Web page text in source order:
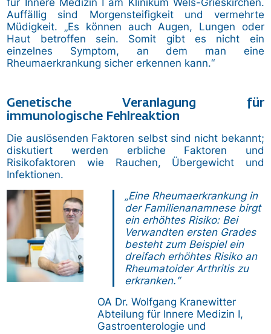
Auffällig sind Morgensteifigkeit und vermehrte
Müdigkeit. „Es können auch Augen, Lungen oder
Haut betroffen sein. Somit gibt es nicht ein
einzelnes Symptom, an dem man eine
Rheumaerkrankung sicher erkennen kann.“
Genetische Veranlagung für
immunologische Fehlreaktion
Die auslösenden Faktoren selbst sind nicht bekannt;
diskutiert werden erbliche Faktoren und
Risikofaktoren wie Rauchen, Übergewicht und
Infektionen.
Bild
„Eine Rheumaerkrankung in
der Familienanamnese birgt
ein erhöhtes Risiko: Bei
Verwandten ersten Grades
besteht zum Beispiel ein
dreifach erhöhtes Risiko an
Rheumatoider Arthritis zu
erkranken.“
OA Dr. Wolfgang Kranewitter
Abteilung für Innere Medizin I,
Gastroenterologie und